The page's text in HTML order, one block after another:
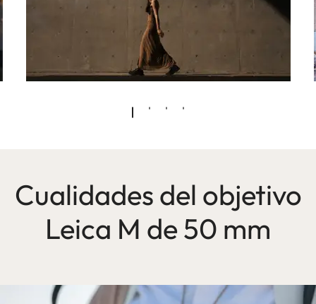
Cualidades del objetivo
Leica M de 50 mm